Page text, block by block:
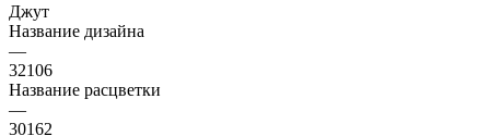
Джут
Название дизайна
—
32106
Название расцветки
—
30162